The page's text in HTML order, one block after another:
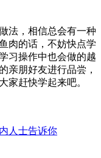
，相信总会有一种
肉的话，不妨快点学
习操作中也会做的越
亲朋好友进行品尝，
家赶快学起来吧。
人士告诉你